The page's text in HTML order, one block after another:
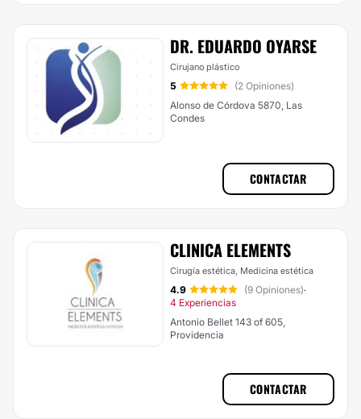
DR. EDUARDO OYARSE
Cirujano plástico
5
(2 Opiniones)
Alonso de Córdova 5870, Las
Condes
CONTACTAR
CLINICA ELEMENTS
Cirugía estética, Medicina estética
4.9 (9 Opiniones)·
4 Experiencias
Antonio Bellet 143 of 605,
Providencia
CONTACTAR